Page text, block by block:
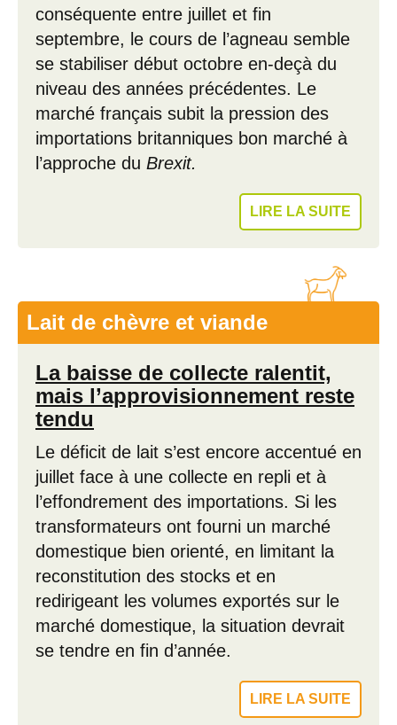
conséquente entre juillet et fin
septembre, le cours de l’agneau semble
se stabiliser début octobre en-deçà du
niveau des années précédentes. Le
marché français subit la pression des
importations britanniques bon marché à
l’approche du Brexit.
LIRE LA SUITE
Lait de chèvre et viande
La baisse de collecte ralentit,
mais l’approvisionnement reste
tendu
Le déficit de lait s’est encore accentué en
juillet face à une collecte en repli et à
l’effondrement des importations. Si les
transformateurs ont fourni un marché
domestique bien orienté, en limitant la
reconstitution des stocks et en
redirigeant les volumes exportés sur le
marché domestique, la situation devrait
se tendre en fin d’année.
LIRE LA SUITE